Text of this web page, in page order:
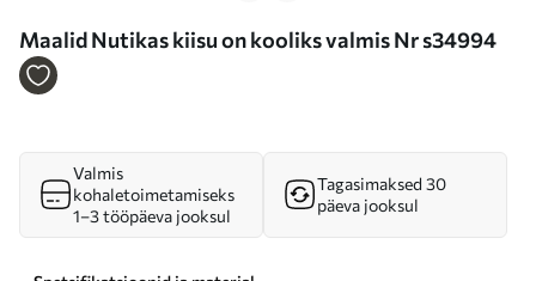
Maalid Nutikas kiisu on kooliks valmis Nr s34994
Valmis
kohaletoimetamiseks
1–3 tööpäeva jooksul
Tagasimaksed 30
päeva jooksul